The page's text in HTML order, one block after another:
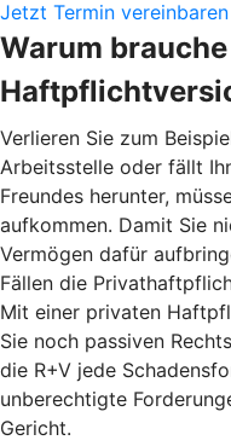
Jetzt Termin vereinbaren
Warum
Verlieren Sie zum
Arbeitsstelle oder fällt
Freundes herunter,
aufkommen. Damit Sie
Vermögen dafür
Fällen die
Mit einer privaten
Sie noch passiven
die R+V jede
unberechtigte
Gericht.